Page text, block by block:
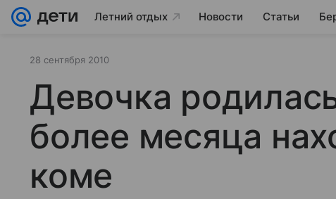
Летний отдых Новости Статьи
28 сентября 2010
Девочка
более месяца
коме